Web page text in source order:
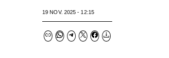
19 NOV. 2025 - 12:15